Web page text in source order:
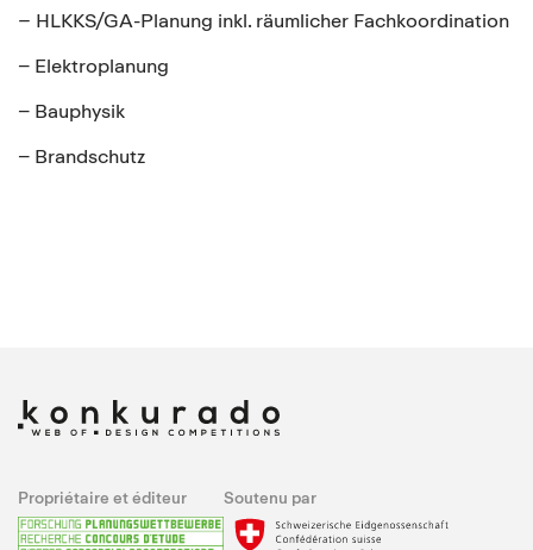
– HLKKS/GA-Planung inkl. räumlicher Fachkoordination
– Elektroplanung
– Bauphysik
– Brandschutz
Propriétaire et éditeur Soutenu par